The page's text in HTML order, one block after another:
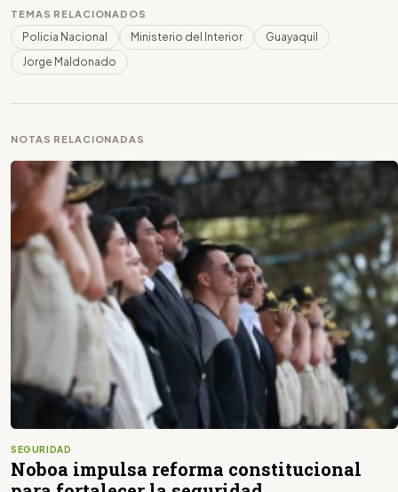
TEMAS RELACIONADOS
Policia Nacional Ministerio del Interior
Guayaquil
Jorge Maldonado
NOTAS RELACIONADAS
SEGURIDAD
Noboa impulsa reforma constitucional